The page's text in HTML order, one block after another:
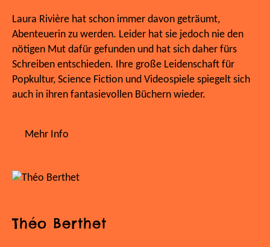
Laura Rivière hat schon immer davon geträumt,
Abenteuerin zu werden. Leider hat sie jedoch nie den
nötigen Mut dafür gefunden und hat sich daher fürs
Schreiben entschieden. Ihre große Leidenschaft für
Popkultur, Science Fiction und Videospiele spiegelt sich
auch in ihren fantasievollen Büchern wieder.
Mehr Info
Théo Berthet